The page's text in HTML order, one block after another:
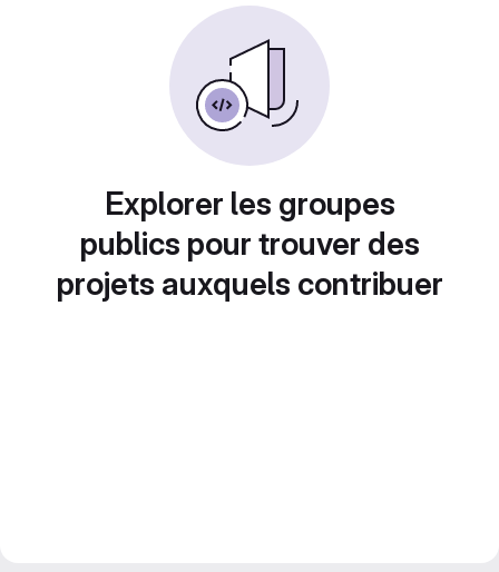
Explorer les groupes
publics pour trouver des
projets auxquels contribuer